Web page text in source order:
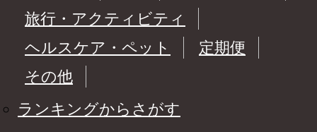
旅行・アクティビティ
ヘルスケア・ペット
定期便
その他
ランキングからさがす